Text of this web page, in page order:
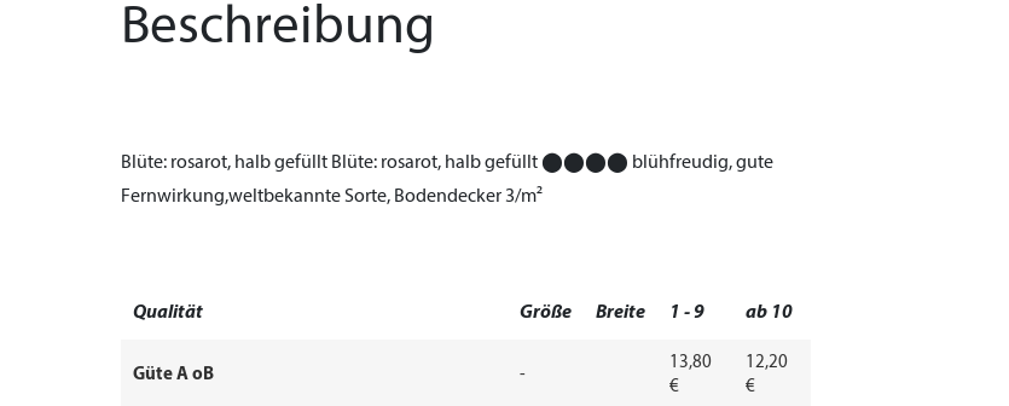
Beschreibung
Blüte: rosarot, halb gefüllt Blüte: rosarot, halb gefüllt ⬤⬤⬤⬤ blühfreudig, gute
Fernwirkung,weltbekannte Sorte, Bodendecker 3/m²
Qualität Größe Breite 1 - 9 ab 10
Güte A oB -
13,80
€
12,20
€